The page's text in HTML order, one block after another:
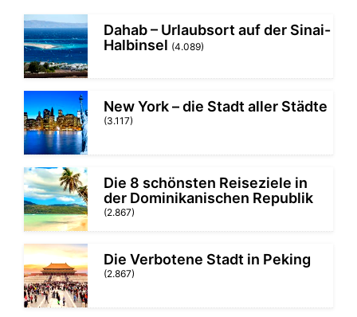
Dahab – Urlaubsort auf der Sinai-
Halbinsel (4.089)
New York – die Stadt aller Städte
(3.117)
Die 8 schönsten Reiseziele in
der Dominikanischen Republik
(2.867)
Die Verbotene Stadt in Peking
(2.867)